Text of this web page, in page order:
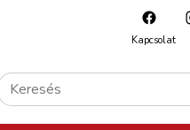
Kapcsolat